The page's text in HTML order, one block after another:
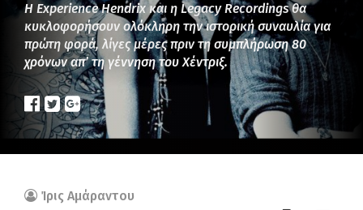
Η Experience Hendrix και η Legacy Recordings θα
κυκλοφορήσουν ολόκληρη την ιστορική συναυλία για
πρώτη φορά, λίγες μέρες πριν τη συμπλήρωση 80
χρόνων απ’ τη γέννηση του Χέντριξ.
Ίρις Αμάραντου